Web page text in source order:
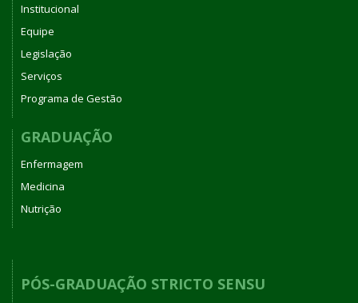
Institucional
Equipe
Legislação
Serviços
Programa de Gestão
GRADUAÇÃO
Enfermagem
Medicina
Nutrição
PÓS-GRADUAÇÃO STRICTO SENSU